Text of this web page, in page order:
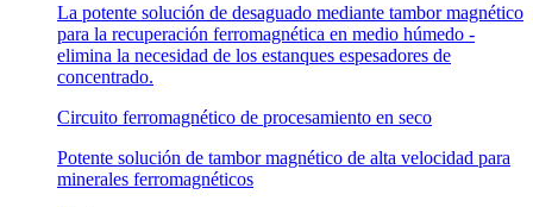
La potente solución de desaguado mediante tambor magnético
para la recuperación ferromagnética en medio húmedo -
elimina la necesidad de los estanques espesadores de
concentrado.
Circuito ferromagnético de procesamiento en seco
Potente solución de tambor magnético de alta velocidad para
minerales ferromagnéticos